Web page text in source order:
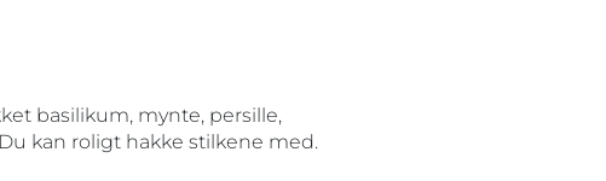
basilikum, mynte, persille,
kan roligt hakke stilkene med.